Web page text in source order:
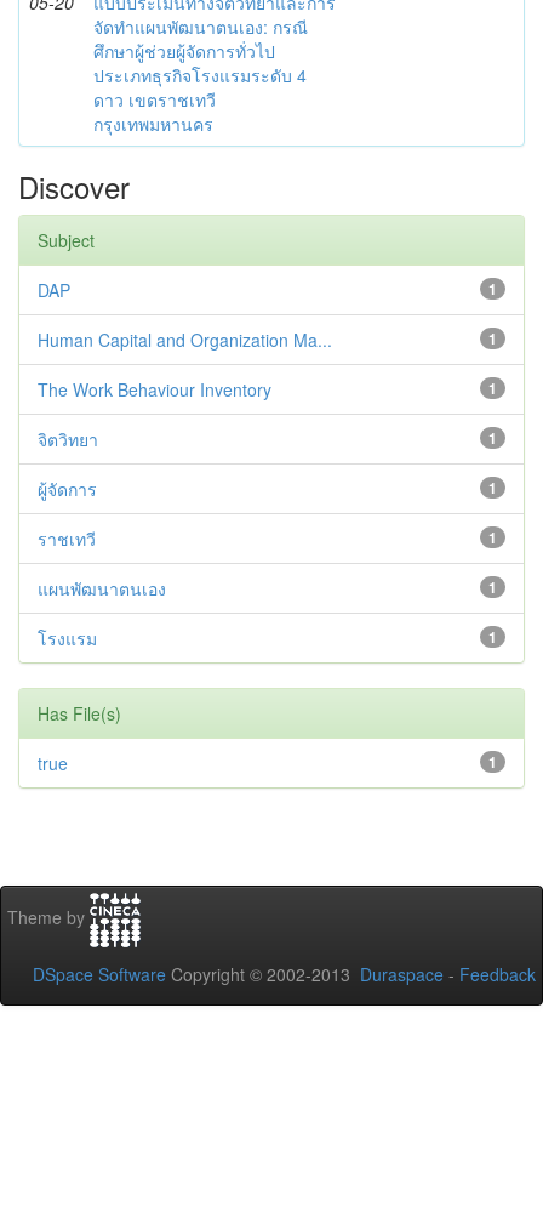
จัดทำแผนพัฒนาตนเอง: กรณี
ศึกษาผู้ช่วยผู้จัดการทั่วไป
ประเภทธุรกิจโรงแรมระดับ 4
ดาว เขตราชเทวี
กรุงเทพมหานคร
Discover
Subject
1
DAP
1
Human Capital and Organization Ma...
1
The Work Behaviour Inventory
1
จิตวิทยา
1
ผู้จัดการ
1
ราชเทวี
1
แผนพัฒนาตนเอง
1
โรงแรม
Has File(s)
1
true
Theme by
DSpace Software Copyright © 2002-2013 Duraspace - Feedback